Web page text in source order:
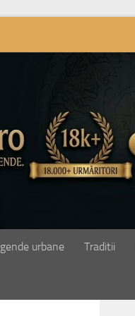
urbane Traditii